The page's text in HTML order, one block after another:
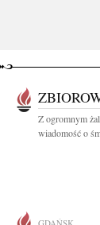
Z ogromnym
wiadomość o